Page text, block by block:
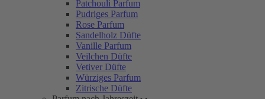
Patchouli Parfum
Pudriges Parfum
Rose Parfum
Sandelholz Düfte
Vanille Parfum
Veilchen Düfte
Vetiver Düfte
Würziges Parfum
Zitrische Düfte